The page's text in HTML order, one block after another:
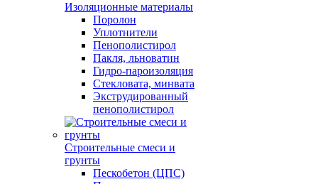
Изоляционные материалы
Поролон
Уплотнители
Пенополистирол
Пакля, льноватин
Гидро-пароизоляция
Стекловата, минвата
Экструдированный
пенополистирол
Строительные смеси и
грунты
Пескобетон (ЦПС)